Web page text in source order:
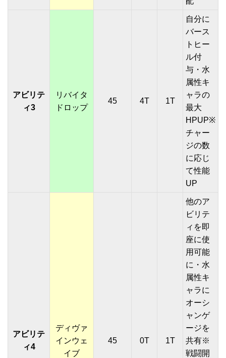
アビリテ
ィ3
リバイタ
ドロップ
45 4T 1T
自分に
バース
トヒー
ル付
与・水
属性キ
ャラの
最大
HPUP※
チャー
ジの数
に応じ
て性能
UP
アビリテ
ィ4
ディヴァ
インウェ
イブ
45 0T 1T
他のア
ビリテ
ィを即
座に使
用可能
に・水
属性キ
ャラに
オーシ
ャンゲ
ージを
共有※
戦闘開